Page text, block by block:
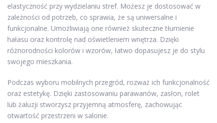
elastyczność przy wydzielaniu stref. Możesz je dostosować w
zależności od potrzeb, co sprawia, że są uniwersalne i
funkcjonalne. Umożliwiają one również skuteczne tłumienie
hałasu oraz kontrolę nad oświetleniem wnętrza. Dzięki
różnorodności kolorów i wzorów, łatwo dopasujesz je do stylu
swojego mieszkania.
Podczas wyboru mobilnych przegród, rozważ ich funkcjonalność
oraz estetykę. Dzięki zastosowaniu parawanów, zasłon, rolet
lub żaluzji stworzysz przyjemną atmosferę, zachowując
otwartość przestrzeni w salonie.